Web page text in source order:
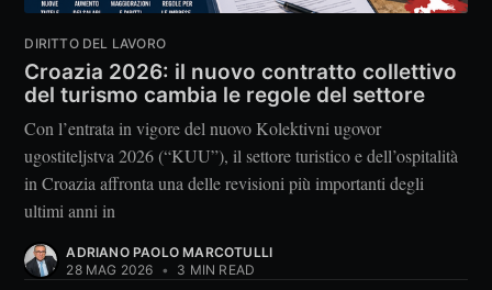
DIRITTO DEL LAVORO
Croazia 2026: il nuovo contratto collettivo
del turismo cambia le regole del settore
Con l’entrata in vigore del nuovo Kolektivni ugovor
ugostiteljstva 2026 (“KUU”), il settore turistico e dell’ospitalità
in Croazia affronta una delle revisioni più importanti degli
ultimi anni in
ADRIANO PAOLO MARCOTULLI
28 MAG 2026 • 3 MIN READ